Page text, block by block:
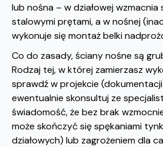
lub nośna – w działowej wzmacnia
stalowymi prętami, a w nośnej
wykonuje się montaż belki
Co do zasady, ściany nośne są
Rodzaj tej, w której zamierzasz
sprawdź w projekcie
ewentualnie skonsultuj ze
świadomość, że bez brak
może skończyć się spękaniami
działowych) lub zagrożeniem dla